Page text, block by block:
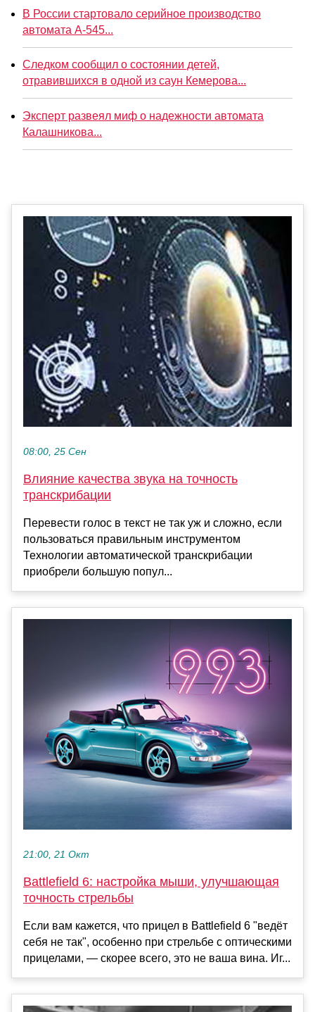
В России стартовало серийное производство
автомата А-545...
Следком сообщил о состоянии детей,
отравившихся в одной из саун Кемерова...
Эксперт развеял миф о надежности автомата
Калашникова...
08:00, 25 Сен
Влияние качества звука на точность
транскрибации
Перевести голос в текст не так уж и сложно, если
пользоваться правильным инструментом
Технологии автоматической транскрибации
приобрели большую попул...
21:00, 21 Окт
Battlefield 6: настройка мыши, улучшающая
точность стрельбы
Если вам кажется, что прицел в Battlefield 6 "ведёт
себя не так", особенно при стрельбе с оптическими
прицелами, — скорее всего, это не ваша вина. Иг...